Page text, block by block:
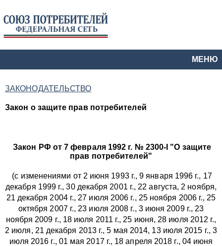
МЕНЮ
ЗАКОНОДАТЕЛЬСТВО
Закон о защите прав потребителей
Закон PФ от 7 февраля 1992 г. № 2300-I "О защите
прав потребителей"
(с изменениями от 2 июня 1993 г., 9 января 1996 г., 17
декабря 1999 г., 30 декабря 2001 г., 22 августа, 2 ноября,
21 декабря 2004 г., 27 июля 2006 г., 25 ноября 2006 г., 25
октября 2007 г., 23 июля 2008 г., 3 июня 2009 г., 23
ноября 2009 г., 18 июля 2011 г., 25 июня, 28 июля 2012 г.,
2 июля, 21 декабря 2013 г., 5 мая 2014, 13 июля 2015 г., 3
июля 2016 г., 01 мая 2017 г., 18 апреля 2018 г., 04 июня